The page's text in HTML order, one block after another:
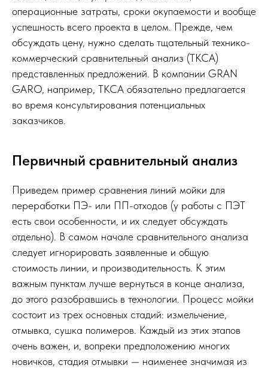
операционные затраты, сроки окупаемости и вообще
успешность всего проекта в целом. Прежде, чем
обсуждать цену, нужно сделать тщательный технико-
коммерческий сравнительный анализ (ТКСА)
представленных предложений. В компании GRAN
GARO, например, ТКСА обязательно предлагается
во время консультирования потенциальных
заказчиков.
Первичный сравнительный анализ
Приведем пример сравнения линий мойки для
переработки ПЭ- или ПП-отходов (у работы с ПЭТ
есть свои особенности, и их следует обсуждать
отдельно). В самом начале сравнительного анализа
следует игнорировать заявленные и общую
стоимость линии, и производительность. К этим
важным пунктам лучше вернуться в конце анализа,
до этого разобравшись в технологии. Процесс мойки
состоит из трех основных стадий: измельчение,
отмывка, сушка полимеров. Каждый из этих этапов
очень важен, и, вопреки предположению многих
новичков, стадия отмывки — наименее значимая из